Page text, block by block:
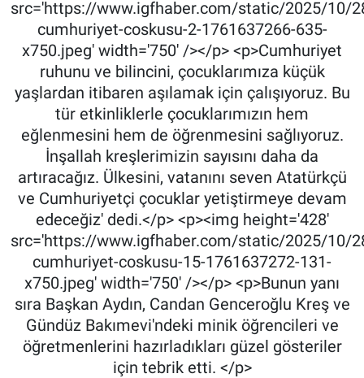
src='https://www.igfhaber.com/static/2025/10/
cumhuriyet-coskusu-2-1761637266-635-
x750.jpeg' width='750' /></p> <p>Cumhuriyet
ruhunu ve bilincini, çocuklarımıza küçük
yaşlardan itibaren aşılamak için çalışıyoruz. Bu
tür etkinliklerle çocuklarımızın hem
eğlenmesini hem de öğrenmesini sağlıyoruz.
İnşallah kreşlerimizin sayısını daha da
artıracağız. Ülkesini, vatanını seven Atatürkçü
ve Cumhuriyetçi çocuklar yetiştirmeye devam
edeceğiz' dedi.</p> <p><img height='428'
src='https://www.igfhaber.com/static/2025/10/
cumhuriyet-coskusu-15-1761637272-131-
x750.jpeg' width='750' /></p> <p>Bunun yanı
sıra Başkan Aydın, Candan Genceroğlu Kreş ve
Gündüz Bakımevi'ndeki minik öğrencileri ve
öğretmenlerini hazırladıkları güzel gösteriler
için tebrik etti. </p>